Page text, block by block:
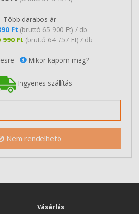
Több darabos ár
Ft (bruttó 65 900 Ft) / db
990 Ft (bruttó 64 757 Ft) / db
Mikor kapom meg?
Ingyenes szállítás
Nem rendelhető
Vásárlás